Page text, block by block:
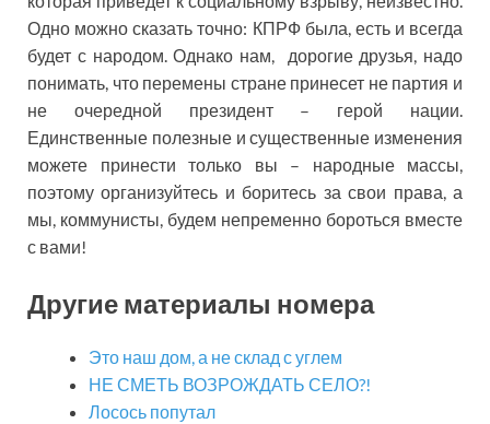
Одно можно сказать точно: КПРФ была, есть и всегда
будет с народом. Однако нам, дорогие друзья, надо
понимать, что перемены стране принесет не партия и
не очередной президент – герой нации.
Единственные полезные и существенные изменения
можете принести только вы – народные массы,
поэтому организуйтесь и боритесь за свои права, а
мы, коммунисты, будем непременно бороться вместе
с вами!
Другие материалы номера
Это наш дом, а не склад с углем
НЕ СМЕТЬ ВОЗРОЖДАТЬ СЕЛО?!
Лосось попутал